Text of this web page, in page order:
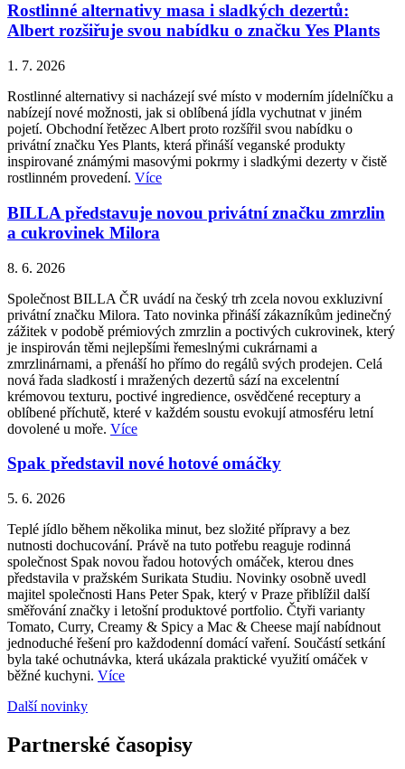
Rostlinné alternativy masa i sladkých dezertů:
Albert rozšiřuje svou nabídku o značku Yes Plants
1. 7. 2026
Rostlinné alternativy si nacházejí své místo v moderním jídelníčku a
nabízejí nové možnosti, jak si oblíbená jídla vychutnat v jiném
pojetí. Obchodní řetězec Albert proto rozšířil svou nabídku o
privátní značku Yes Plants, která přináší veganské produkty
inspirované známými masovými pokrmy i sladkými dezerty v čistě
rostlinném provedení. Více
BILLA představuje novou privátní značku zmrzlin
a cukrovinek Milora
8. 6. 2026
Společnost BILLA ČR uvádí na český trh zcela novou exkluzivní
privátní značku Milora. Tato novinka přináší zákazníkům jedinečný
zážitek v podobě prémiových zmrzlin a poctivých cukrovinek, který
je inspirován těmi nejlepšími řemeslnými cukrárnami a
zmrzlinárnami, a přenáší ho přímo do regálů svých prodejen. Celá
nová řada sladkostí i mražených dezertů sází na excelentní
krémovou texturu, poctivé ingredience, osvědčené receptury a
oblíbené příchutě, které v každém soustu evokují atmosféru letní
dovolené u moře. Více
Spak představil nové hotové omáčky
5. 6. 2026
Teplé jídlo během několika minut, bez složité přípravy a bez
nutnosti dochucování. Právě na tuto potřebu reaguje rodinná
společnost Spak novou řadou hotových omáček, kterou dnes
představila v pražském Surikata Studiu. Novinky osobně uvedl
majitel společnosti Hans Peter Spak, který v Praze přiblížil další
směřování značky i letošní produktové portfolio. Čtyři varianty
Tomato, Curry, Creamy & Spicy a Mac & Cheese mají nabídnout
jednoduché řešení pro každodenní domácí vaření. Součástí setkání
byla také ochutnávka, která ukázala praktické využití omáček v
běžné kuchyni. Více
Další novinky
Partnerské časopisy